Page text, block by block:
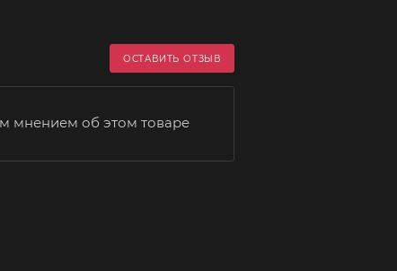
ОСТАВИТЬ ОТЗЫВ
мнением об этом товаре